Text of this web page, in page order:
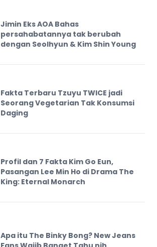
Jimin Eks AOA Bahas
persahabatannya tak berubah
dengan Seolhyun & Kim Shin Young
Fakta Terbaru Tzuyu TWICE jadi
Seorang Vegetarian Tak Konsumsi
Daging
Profil dan 7 Fakta Kim Go Eun,
Pasangan Lee Min Ho di Drama The
King: Eternal Monarch
Apa itu The Binky Bong? New Jeans